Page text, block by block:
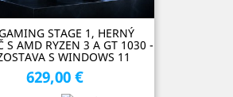
STAGE 1, HERNÝ
S AMD RYZEN 3 A GT 1030 -
S WINDOWS 11
Cena
629,00 €